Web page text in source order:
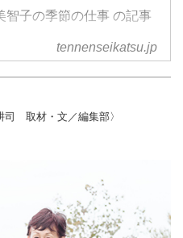
智子の季節の仕事 の記事
tennenseikatsu.jp
司 取材・文／編集部〉